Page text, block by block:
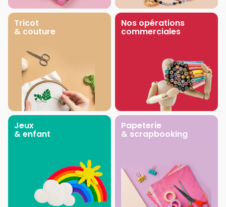
Tricot
& couture
Nos opérations
commerciales
Jeux
& enfant
Papeterie
& scrapbooking